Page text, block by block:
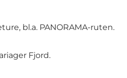
bl.a. PANORAMA-ruten.
Fjord.